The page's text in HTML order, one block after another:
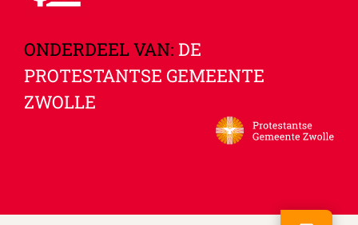
ONDERDEEL VAN: DE
PROTESTANTSE GEMEENTE
ZWOLLE